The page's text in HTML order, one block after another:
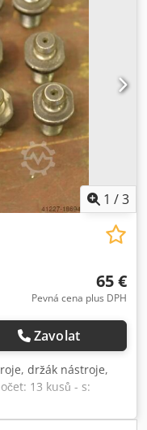
1 /3
65 €
Pevná cena plus DPH
Zavolat
držák nástroje,
13 kusů - s:
- závit: M10 - cena:
Hbxlofx Al Tek